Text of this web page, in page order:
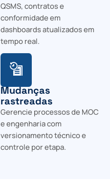
QSMS, contratos e
conformidade em
dashboards atualizados em
tempo real.
Mudanças
rastreadas
Gerencie processos de MOC
e engenharia com
versionamento técnico e
controle por etapa.